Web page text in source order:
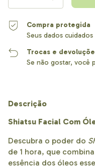
Compra protegida
Seus dados
Trocas e
Se não gostar, você
Descrição
Shiatsu Facial Com
Descubra o poder do
de 1 hora, que
essência dos óleos